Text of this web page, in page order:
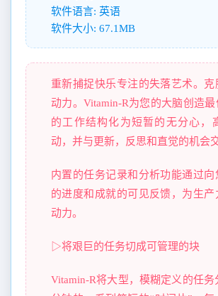
软件语言: 英语
软件大小: 67.1MB
重新捕捉快乐专注的失落艺术。
动力。Vitamin-R为您的大脑创造
的工作结构化为短暂的无分心，
动，并与更新，反思和直觉的机会
内置的任务记录和分析功能通过向
的进度和成就的可见反馈，为生产
动力。
▷将艰巨的任务切成可管理的块
Vitamin-R将大型，模糊定义的任务